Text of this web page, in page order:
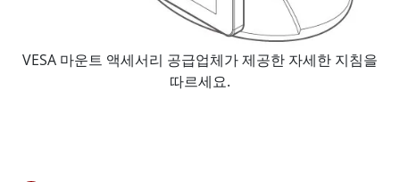
VESA 마운트 액세서리 공급업체가 제공한 자세한 지침을
따르세요.